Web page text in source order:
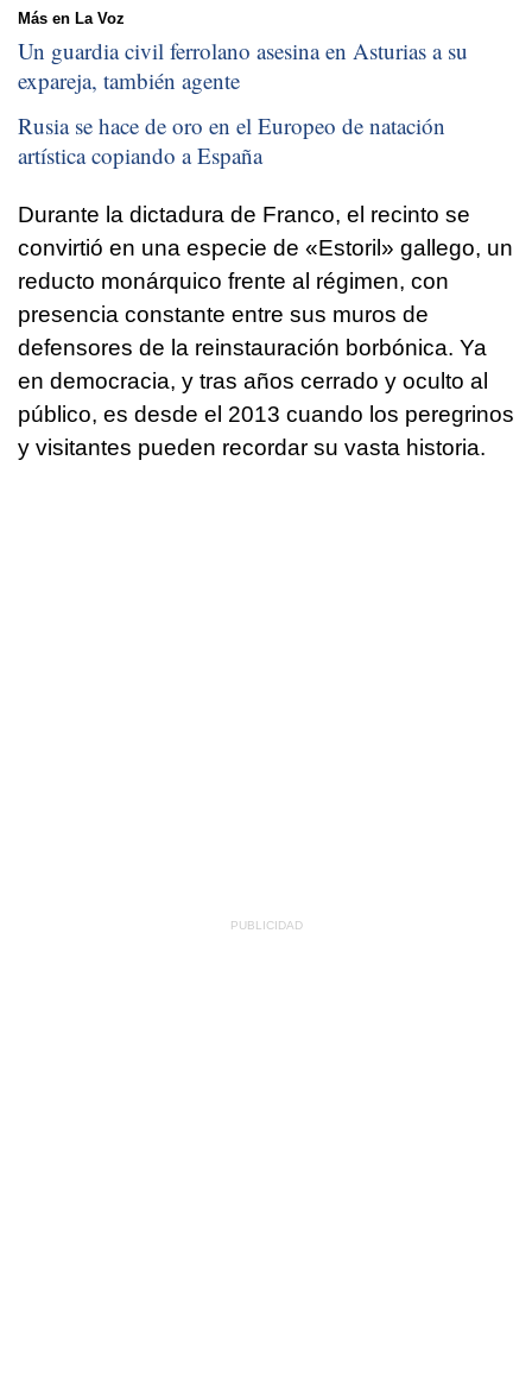
Más en La Voz
Un guardia civil ferrolano asesina en Asturias a su
expareja, también agente
Rusia se hace de oro en el Europeo de natación
artística copiando a España
Durante la dictadura de Franco, el recinto se
convirtió en una especie de «Estoril» gallego, un
reducto monárquico frente al régimen, con
presencia constante entre sus muros de
defensores de la reinstauración borbónica. Ya
en democracia, y tras años cerrado y oculto al
público, es desde el 2013 cuando los peregrinos
y visitantes pueden recordar su vasta historia.